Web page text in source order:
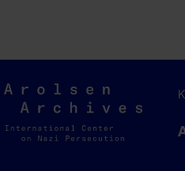
Arolsen
Archives